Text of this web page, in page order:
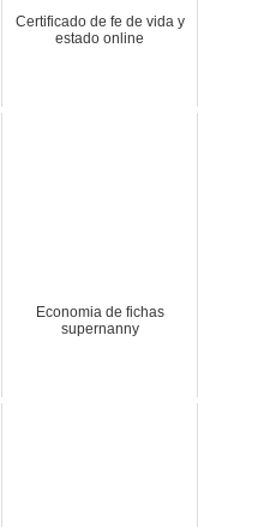
Certificado de fe de vida y
estado online
Economia de fichas
supernanny